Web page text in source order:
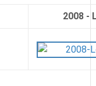
2008 -